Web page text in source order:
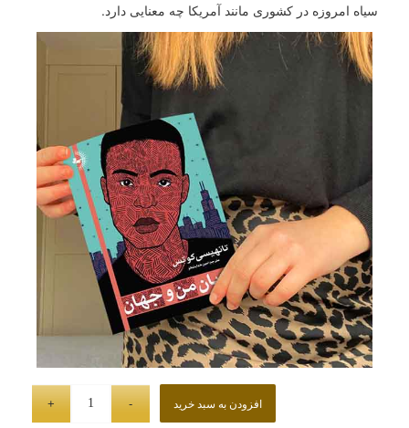
سیاه امروزه در کشوری مانند آمریکا چه معنایی دارد.
افزودن به سبد خرید